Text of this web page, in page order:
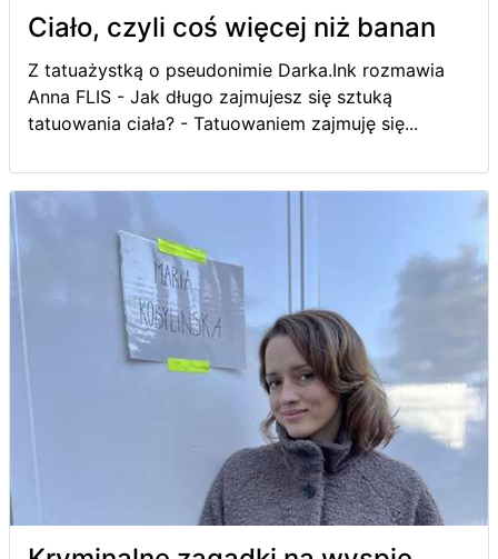
Ciało, czyli coś więcej niż banan
Z tatuażystką o pseudonimie Darka.Ink rozmawia
Anna FLIS - Jak długo zajmujesz się sztuką
tatuowania ciała? - Tatuowaniem zajmuję się...